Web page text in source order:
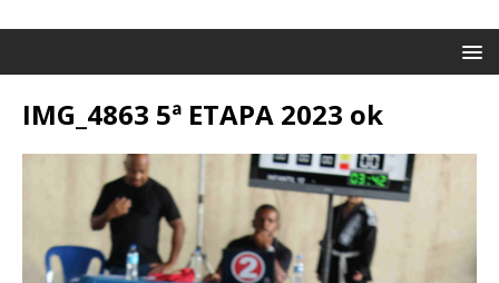
IMG_4863 5ª ETAPA 2023 ok